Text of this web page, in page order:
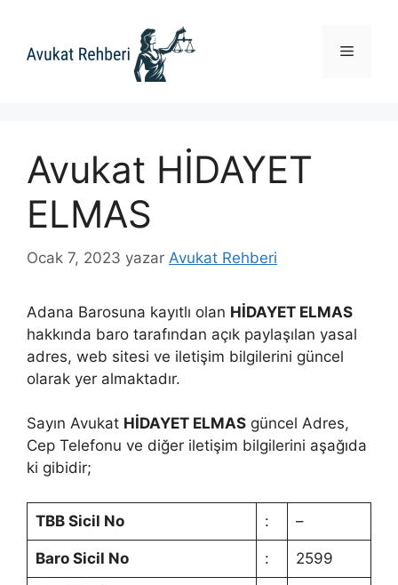
Menü
Avukat HİDAYET
ELMAS
Ocak 7, 2023 yazar Avukat Rehberi
Adana Barosuna kayıtlı olan HİDAYET ELMAS
hakkında baro tarafından açık paylaşılan yasal
adres, web sitesi ve iletişim bilgilerini güncel
olarak yer almaktadır.
Sayın Avukat HİDAYET ELMAS güncel Adres,
Cep Telefonu ve diğer iletişim bilgilerini aşağıda
ki gibidir;
TBB Sicil No : –
Baro Sicil No : 2599